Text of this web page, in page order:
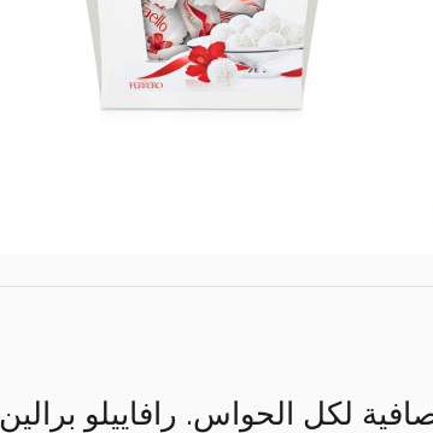
لكل الحواس. رافاييلو برالين